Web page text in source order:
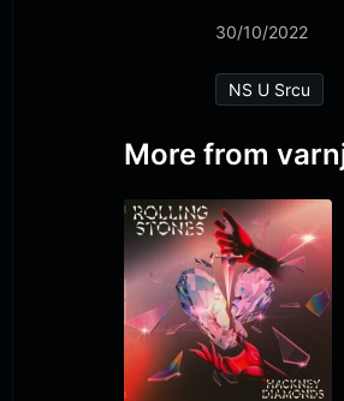
30/10/2022
NS U Srcu
More from